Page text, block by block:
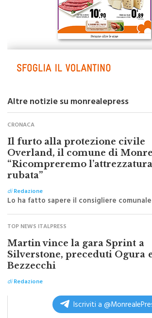
CRONACA
Il furto alla protezione civile
Overland, il comune di
“Ricompreremo l’attrezzatura
rubata”
diRedazione
Lo ha fatto sapere il consigliere comunale
TOP NEWS ITALPRESS
Martin vince la gara Sprint a
Silverstone, preceduti Ogura e
Bezzecchi
diRedazione
Iscriviti a